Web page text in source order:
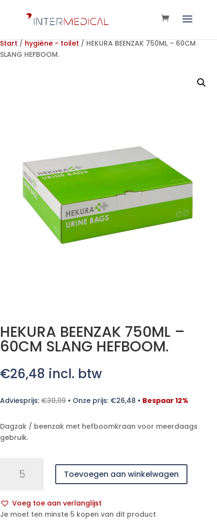
Start / hygiëne - toilet / HEKURA BEENZAK 750ML – 60CM
SLANG HEFBOOM.
HEKURA BEENZAK 750ML –
60CM SLANG HEFBOOM.
€26,48 incl. btw
Adviesprijs: €30,09 • Onze prijs: €26,48 • Bespaar 12%
Dagzak / beenzak met hefboomkraan voor meerdaags
gebruik.
BEENZAK
60CM
SLANG
Toevoegen aan winkelwagen
Voeg toe aan verlanglijst
A
Je moet ten minste 5 kopen van dit product